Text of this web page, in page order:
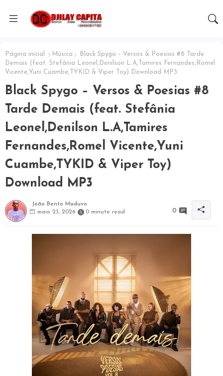
Página inicial Música
Black Spygo – Versos & Poesias #8 Tarde
Demais (feat. Stefânia Leonel,Denilson L.A,Tamires Fernandes,Romel
Vicente,Yuni Cuambe,TYKID & Viper Toy) Download MP3
Black Spygo – Versos & Poesias #8
Tarde Demais (feat. Stefânia
Leonel,Denilson L.A,Tamires
Fernandes,Romel Vicente,Yuni
Cuambe,TYKID & Viper Toy)
Download MP3
João Bento Maduvo
maio 23, 2026
0 minute read 0